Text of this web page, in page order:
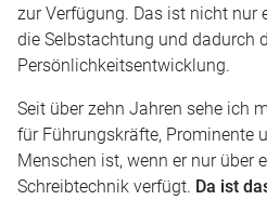
zur Verfügung. Das ist nicht nur
die Selbstachtung und dadurch
Persönlichkeitsentwicklung.
Seit über zehn Jahren sehe ich
für Führungskräfte, Prominente
Menschen ist, wenn er nur über
Schreibtechnik verfügt. Da ist